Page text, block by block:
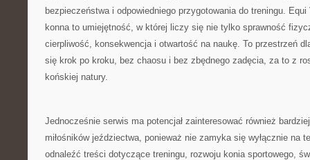
bezpieczeństwa i odpowiedniego przygotowania do treningu.
konna to umiejętność, w której liczy się nie tylko sprawność
cierpliwość, konsekwencja i otwartość na naukę. To przestrzeń
się krok po kroku, bez chaosu i bez zbędnego zadęcia, za to z
końskiej natury.
Jednocześnie serwis ma potencjał zainteresować również
miłośników jeździectwa, ponieważ nie zamyka się wyłącznie na
odnaleźć treści dotyczące treningu, rozwoju konia sportowego,